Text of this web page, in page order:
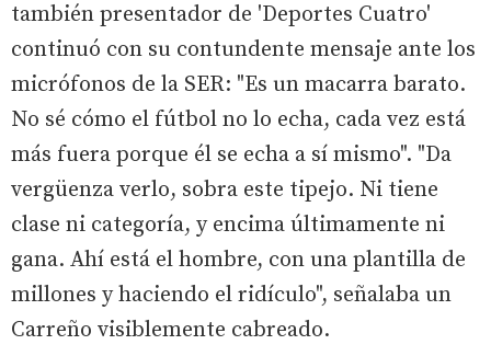
también presentador de 'Deportes Cuatro'
continuó con su contundente mensaje ante los
micrófonos de la SER: "Es un macarra barato.
No sé cómo el fútbol no lo echa, cada vez está
más fuera porque él se echa a sí mismo". "Da
vergüenza verlo, sobra este tipejo. Ni tiene
clase ni categoría, y encima últimamente ni
gana. Ahí está el hombre, con una plantilla de
millones y haciendo el ridículo", señalaba un
Carreño visiblemente cabreado.